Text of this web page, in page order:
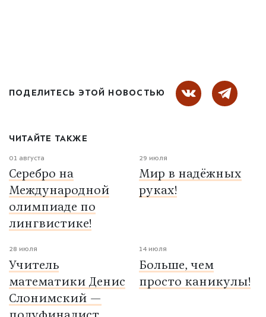
ПОДЕЛИТЕСЬ ЭТОЙ НОВОСТЬЮ
ЧИТАЙТЕ ТАКЖЕ
01 августа
Серебро на
Международной
олимпиаде по
лингвистике!
29 июля
Мир в надёжных
руках!
28 июля
Учитель
математики Денис
Слонимский —
14 июля
Больше, чем
просто каникулы!